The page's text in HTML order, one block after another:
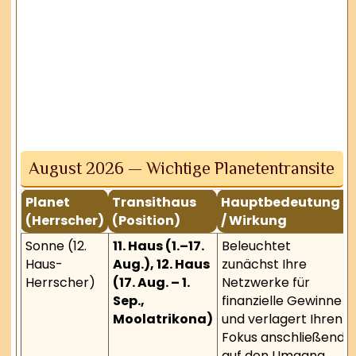
August 2026 — Wichtige Planetentransite
Planet
(Herrscher)
Transithaus
(Position)
Hauptbedeutung
/ Wirkung
Sonne (12.
Haus-
Herrscher)
11. Haus (1.–17.
Aug.), 12. Haus
(17. Aug. – 1.
Sep.,
Moolatrikona)
Beleuchtet
zunächst Ihre
Netzwerke für
finanzielle Gewinne
und verlagert Ihren
Fokus anschließend